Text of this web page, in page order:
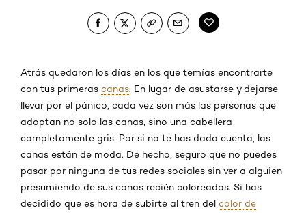
Atrás quedaron los días en los que temías encontrarte
con tus primeras canas. En lugar de asustarse y dejarse
llevar por el pánico, cada vez son más las personas que
adoptan no solo las canas, sino una cabellera
completamente gris. Por si no te has dado cuenta, las
canas están de moda. De hecho, seguro que no puedes
pasar por ninguna de tus redes sociales sin ver a alguien
presumiendo de sus canas recién coloreadas. Si has
decidido que es hora de subirte al tren del color de